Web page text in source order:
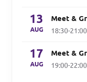
13
AUG
Meet &
18:30-
17
AUG
Meet &
19:00-